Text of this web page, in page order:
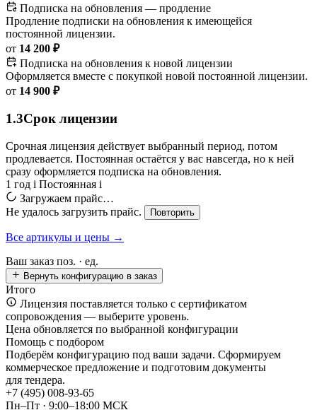
Подписка на обновления — продление
Продление подписки на обновления к имеющейся
постоянной лицензии.
от 14 200 ₽
Подписка на обновления к новой лицензии
Оформляется вместе с покупкой новой постоянной лицензии.
от 14 900 ₽
1.3Срок лицензии
Срочная лицензия действует выбранный период, потом
продлевается. Постоянная остаётся у вас навсегда, но к ней
сразу оформляется подписка на обновления.
1 год i Постоянная i
Загружаем прайс…
Не удалось загрузить прайс.
Повторить
Все артикулы и цены →
Ваш заказ поз. · ед.
Вернуть конфигурацию в заказ
Итого
Лицензия поставляется только с сертификатом
сопровождения — выберите уровень.
Цена обновляется по выбранной конфигурации
Помощь с подбором
Подберём конфигурацию под ваши задачи. Сформируем
коммерческое предложение и подготовим документы
для тендера.
+7 (495) 008-93-65
Пн–Пт · 9:00–18:00 МСК